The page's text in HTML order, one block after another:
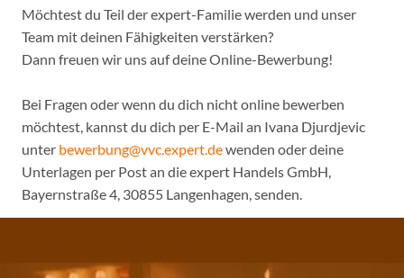
Möchtest du Teil der expert-Familie werden und unser
Team mit deinen Fähigkeiten verstärken?
Dann freuen wir uns auf deine Online-Bewerbung!
Bei Fragen oder wenn du dich nicht online bewerben
möchtest, kannst du dich per E-Mail an Ivana Djurdjevic
unter bewerbung@vvc.expert.dewenden oder deine
Unterlagen per Post an die expert Handels GmbH,
Bayernstraße 4, 30855 Langenhagen, senden.